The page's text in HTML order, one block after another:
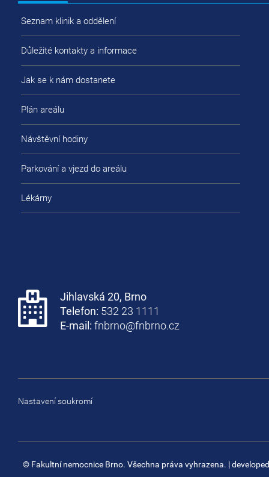
Seznam klinik a oddělení
Důležité kontakty a informace
Jak se k nám dostanete
Plán areálu
Návštěvní hodiny
Parkování a vjezd do areálu
Lékárny
Jihlavská 20, Brno
Telefon: 532 23 1111
E-mail: fnbrno@fnbrno.cz
Nastavení soukromí
© Fakultní nemocnice Brno. Všechna práva vyhrazena. |